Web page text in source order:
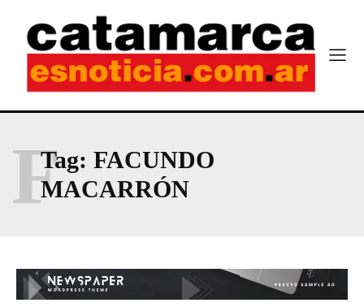
Tag: FACUNDO
MACARRÓN
F